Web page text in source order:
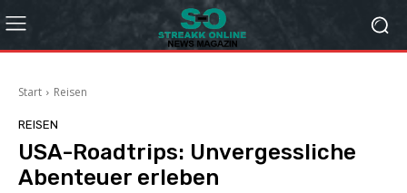
Start Reisen
REISEN
USA-Roadtrips: Unvergessliche
Abenteuer erleben